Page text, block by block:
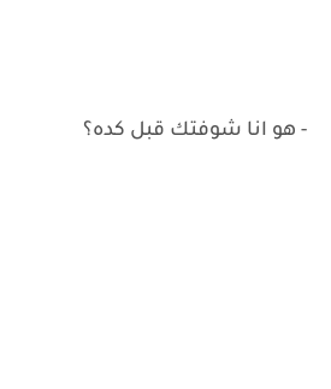
- هو انا شوفتك قبل كده؟